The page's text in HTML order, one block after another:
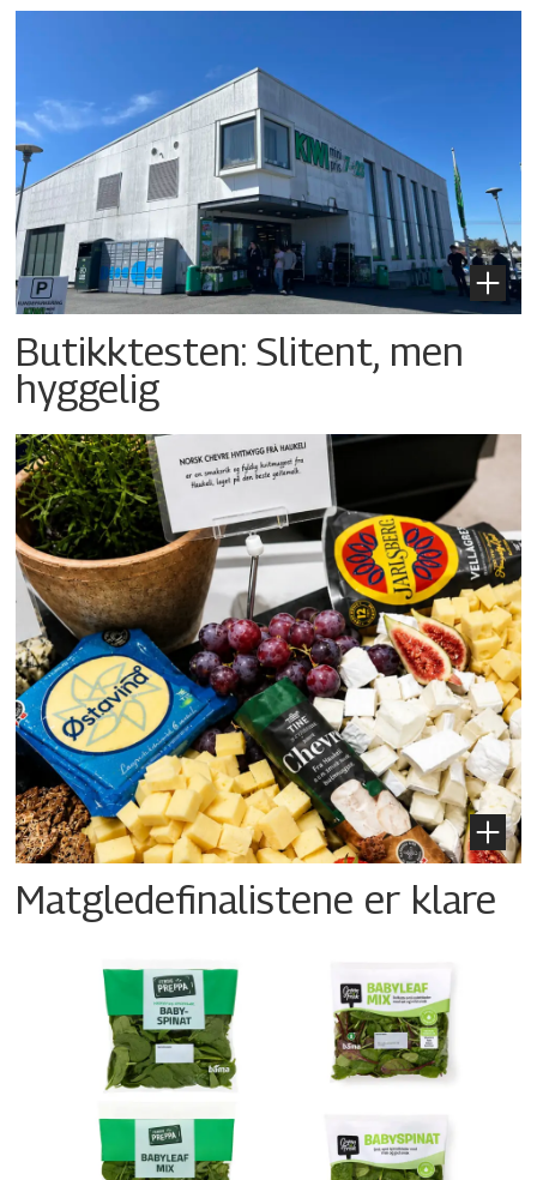
Butikktesten: Slitent, men
hyggelig
Matgledefinalistene er klare